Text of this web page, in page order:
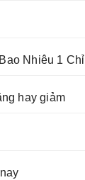
Nhiêu 1 Chỉ
hay giảm